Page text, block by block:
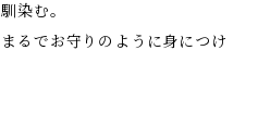
染む。
るでお守りのように身につけ